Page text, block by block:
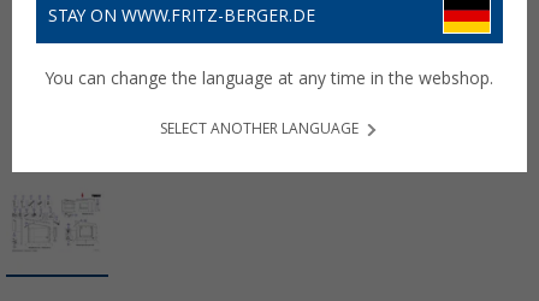
STAY ON WWW.FRITZ-BERGER.DE
You can change the language at any time in the webshop.
SELECT ANOTHER LANGUAGE